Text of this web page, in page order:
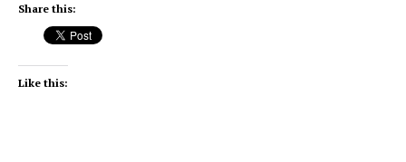
Share this:
Like this: